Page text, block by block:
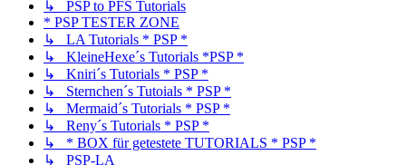
↳ PSP to PFS Tutorials
* PSP TESTER ZONE
↳ LA Tutorials * PSP *
↳ KleineHexe´s Tutorials *PSP *
↳ Kniri´s Tutorials * PSP *
↳ Sternchen´s Tutoials * PSP *
↳ Mermaid´s Tutorials * PSP *
↳ Reny´s Tutorials * PSP *
↳ * BOX für getestete TUTORIALS * PSP *
↳ PSP-LA